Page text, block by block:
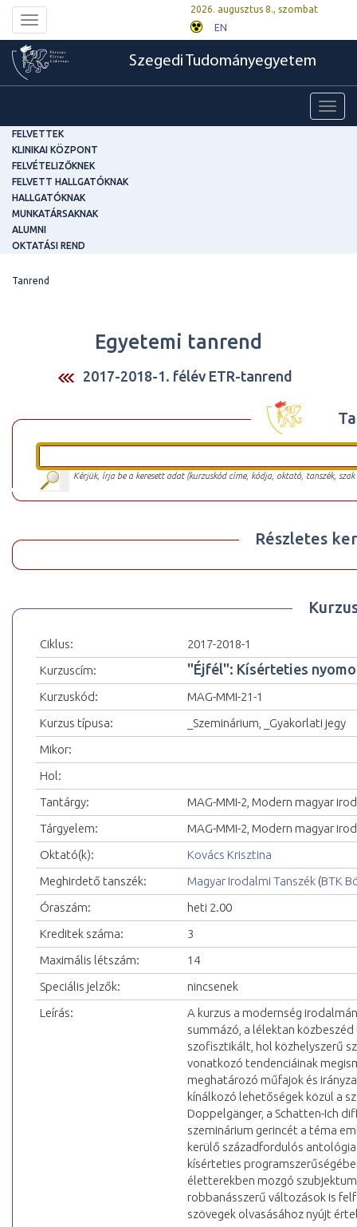
Toggle
navigation
2026. augusztus 8., szombat
EN
Szegedi Tudományegyetem
FELVETTEK
KLINIKAI KÖZPONT
FELVÉTELIZŐKNEK
FELVETT HALLGATÓKNAK
HALLGATÓKNAK
MUNKATÁRSAKNAK
ALUMNI
OKTATÁSI REND
Tanrend
Egyetemi tanrend
2017-2018-1. félév ETR-tanrend
Kérjük, írja be a keresett adat (kurzuskód címe, kódja, oktató, tanszék,
Részletes
Ciklus:
2017-2018-1
Kurzuscím:
"Éjfél": Kísérteties
Kurzuskód:
MAG-MMI-21-1
Kurzus típusa:
_Szeminárium, _Gyakorlati jegy
Mikor:
Hol:
Tantárgy:
MAG-MMI-2, Modern magyar
Tárgyelem:
MAG-MMI-2, Modern magyar
Oktató(k):
Kovács Krisztina
Meghirdető tanszék:
Magyar Irodalmi Tanszék (BTK
Óraszám:
heti 2.00
Kreditek száma:
3
Maximális létszám:
14
Speciális jelzők:
nincsenek
Leírás:
A kurzus a modernség
summázó, a lélektan
szofisztikált, hol közhelyszerű
vonatkozó tendenciáinak
meghatározó műfajok és
kínálkozó lehetőségek közül a
Doppelgänger, a Schatten-Ich
szeminárium gerincét a téma
kerülő századfordulós antológia
kísérteties
életterekben mozgó
robbanásszerű változások is
szövegek olvasásához nyújt